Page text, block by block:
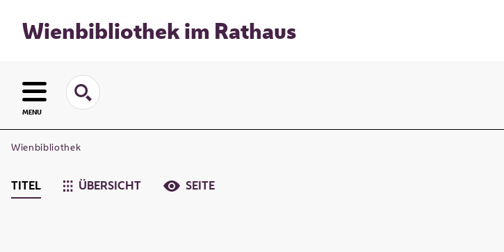
Wienbibliothek im Rathaus
MENU
Wienbibliothek
TITEL ÜBERSICHT SEITE